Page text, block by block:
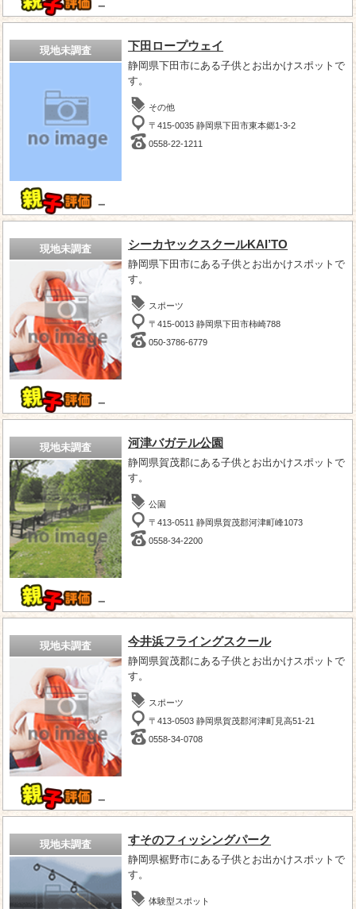
－
現地未調査
－
下田ロープウェイ
静岡県下田市にある子供とお出かけスポットで
す。
その他
〒415-0035 静岡県下田市東本郷1-3-2
0558-22-1211
現地未調査
－
シーカヤックスクールKAI’TO
静岡県下田市にある子供とお出かけスポットで
す。
スポーツ
〒415-0013 静岡県下田市柿崎788
050-3786-6779
現地未調査
－
河津バガテル公園
静岡県賀茂郡にある子供とお出かけスポットで
す。
公園
〒413-0511 静岡県賀茂郡河津町峰1073
0558-34-2200
現地未調査
－
今井浜フライングスクール
静岡県賀茂郡にある子供とお出かけスポットで
す。
スポーツ
〒413-0503 静岡県賀茂郡河津町見高51-21
0558-34-0708
現地未調査 すそのフィッシングパーク
静岡県裾野市にある子供とお出かけスポットで
す。
体験型スポット